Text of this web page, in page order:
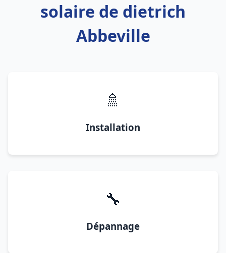
solaire de dietrich
Abbeville
🚿
Installation
🔧
Dépannage